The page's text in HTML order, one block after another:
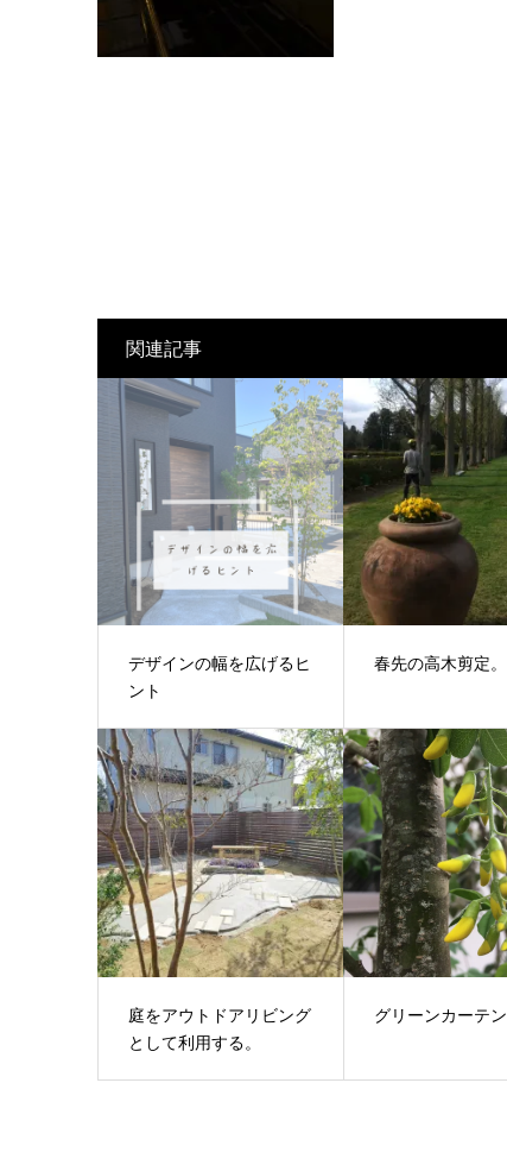
関連記事
デザインの幅を広げるヒ
ント
春先の高木剪定。
庭をアウトドアリビング
として利用する。
グリーンカーテン